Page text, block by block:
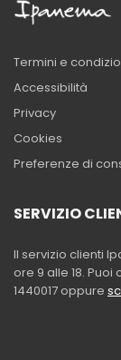
Termini e
Accessibilità
Privacy
Cookies
Preferenze di
SERVIZIO
Il servizio clienti
ore 9 alle 18.
1440017 oppure